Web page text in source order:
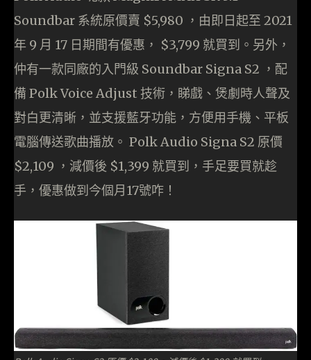
Soundbar 系統原價賣 $5,980 ，由即日起至 2021
年 9 月 17 日期間有優惠， $3,799 就買到。另外，
仲有一款同廠的入門級 Soundbar Signa S2 ，配
備 Polk Voice Adjust 技術，睇戲、煲劇時人聲及
對白更清晰，並支援藍牙功能，方便用手機、平板
電腦傳送歌曲播放。 Polk Audio Signa S2 原價
$2,109 ，減價後 $1,399 就買到，手足要買就趁
手，優惠做到今個月17號咋！